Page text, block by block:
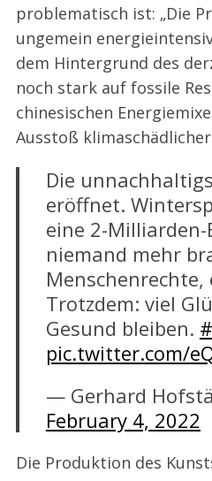
problematisch ist: „Die
ungemein
dem Hintergrund des
noch stark auf fossile
chinesischen
Ausstoß klimaschädlicher
Die
eröffnet.
eine 2-
niemand mehr
Trotzdem: viel
Gesund bleiben.
pic.twitter.com/
— Gerhard
February 4, 2022
Die Produktion des
r
h
f
o
r
: